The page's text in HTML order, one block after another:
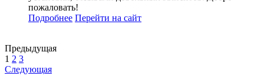
пожаловать!
Подробнее Перейти на сайт
Предыдущая
1 2 3
Следующая